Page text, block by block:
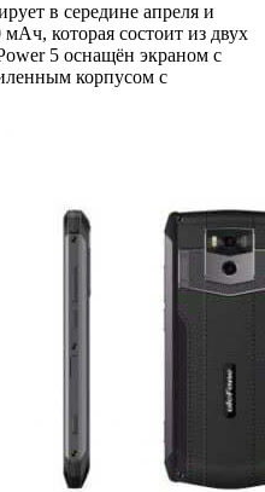
в середине апреля и
мАч, которая состоит из двух
5 оснащён экраном с
корпусом с